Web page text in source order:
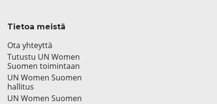
Tietoa meistä
Ota yhteyttä
Tutustu UN Women
Suomen toimintaan
UN Women Suomen
hallitus
UN Women Suomen